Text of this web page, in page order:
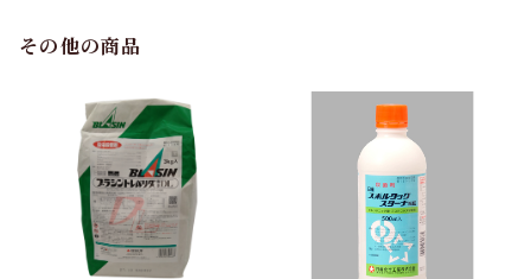
その他の商品